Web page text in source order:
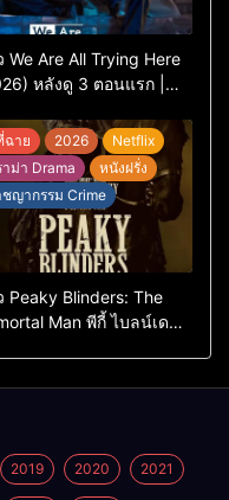
We Are All Trying Here
หลังดู 3 ตอนแรก |
งไปไม่ถึงไหน
ฉาย 2026
Netflix
ม่า Drama
หนังฝรั่ง
ชญากรรม Crime
Peaky Blinders: The
Man พีกี้ ไบลน์เด
2019 2020 2021